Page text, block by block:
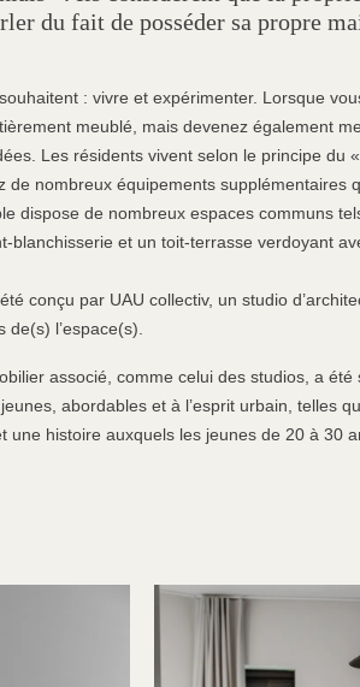
du fait de posséder sa propre
souhaitent : vivre et expérimenter. Lorsque
meublé, mais devenez également
Les résidents vivent selon le principe du
de nombreux équipements supplémentaires
dispose de nombreux espaces communs
blanchisserie et un toit-terrasse verdoyant
conçu par UAU collectiv, un studio
de(s) l’espace(s).
associé, comme celui des studios, a
abordables et à l’esprit urbain, telles
une histoire auxquels les jeunes de 20 à 30